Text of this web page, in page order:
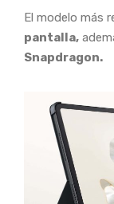
El modelo más
pantalla,
Snapdragon.